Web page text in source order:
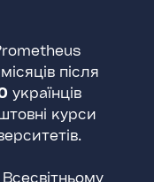
після
українців
курси